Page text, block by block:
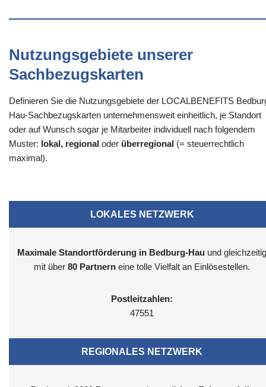
Nutzungsgebiete unserer
Sachbezugskarten
Definieren Sie die Nutzungsgebiete der LOCALBENEFITS
Hau-Sachbezugskarten unternehmensweit einheitlich, je Standort
oder auf Wunsch sogar je Mitarbeiter individuell nach folgendem
Muster: lokal, regional oder überregional (= steuerrechtlich
maximal).
LOKALES NETZWERK
Maximale Standortförderung in Bedburg-Hau und gleichzeitig
mit über 80 Partnern eine tolle Vielfalt an Einlösestellen.
Postleitzahlen:
47551
REGIONALES NETZWERK